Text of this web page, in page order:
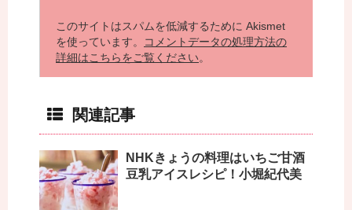
このサイトはスパムを低減するために Akismet
を使っています。
コメントデータの処理方法の
詳細はこちらをご覧ください。
関連記事
NHKきょうの料理はいちご甘酒
豆乳アイスレシピ！小堀紀代美